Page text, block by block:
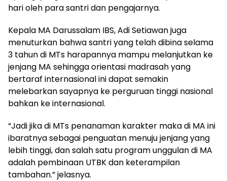
hari oleh para santri dan pengajarnya.
Kepala MA Darussalam IBS, Adi Setiawan juga
menuturkan bahwa santri yang telah dibina selama
3 tahun di MTs harapannya mampu melanjutkan ke
jenjang MA sehingga orientasi madrasah yang
bertaraf internasional ini dapat semakin
melebarkan sayapnya ke perguruan tinggi nasional
bahkan ke internasional.
“Jadi jika di MTs penanaman karakter maka di MA ini
ibaratnya sebagai penguatan menuju jenjang yang
lebih tinggi, dan salah satu program unggulan di MA
adalah pembinaan UTBK dan keterampilan
tambahan.” jelasnya.